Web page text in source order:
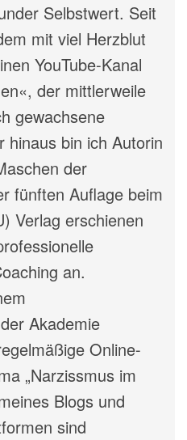
Selbstwert. Seit
mit viel Herzblut
YouTube-Kanal
der mittlerweile
gewachsene
hinaus bin ich Autorin
der
fünften Auflage beim
Verlag erschienen
an.
Akademie
Online-
„Narzissmus im
Blogs und
sind